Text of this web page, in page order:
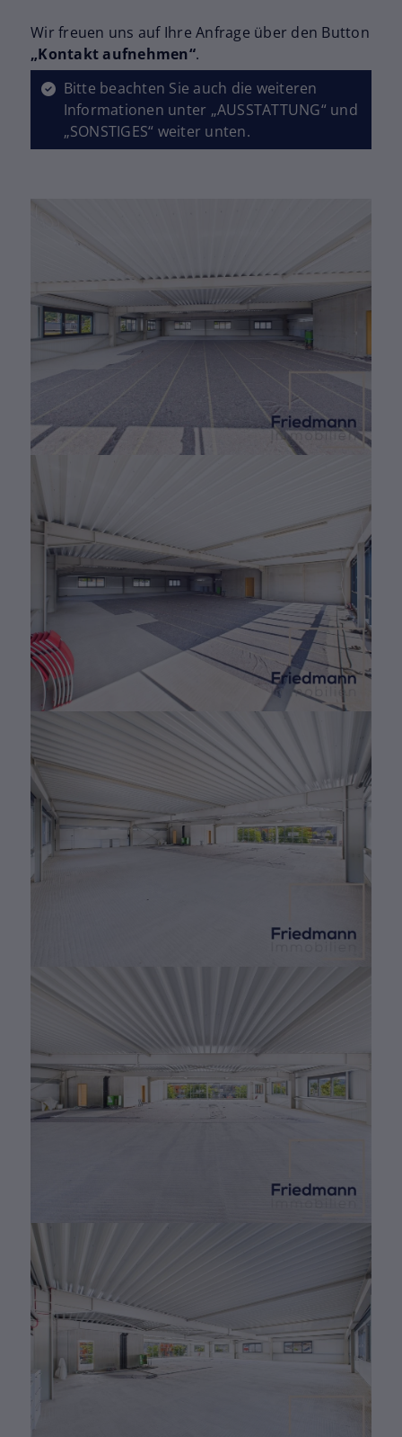
Wir freuen uns auf Ihre Anfrage über den Button
„Kontakt aufnehmen“.
Bitte beachten Sie auch die weiteren
Informationen unter „AUSSTATTUNG“ und
„SONSTIGES“ weiter unten.